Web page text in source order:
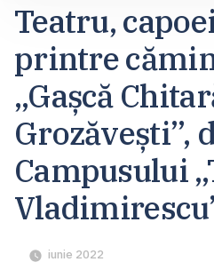
conținut
Teatru,
printre
„Gașcă
Grozăvești”,
Campusului
iunie 2022